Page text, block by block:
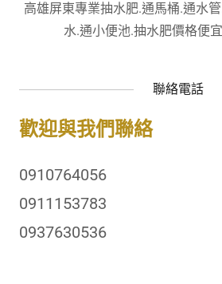
高雄屏東專業抽水肥.通馬桶.通水
水.通小便池.抽水肥價格便
聯絡電話
歡迎與我們聯絡
0910764056
0911153783
0937630536